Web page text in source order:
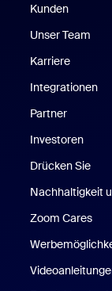
Kunden
Unser Team
Karriere
Integrationen
Partner
Investoren
Drücken Sie
Nachhaltigkeit
Zoom Cares